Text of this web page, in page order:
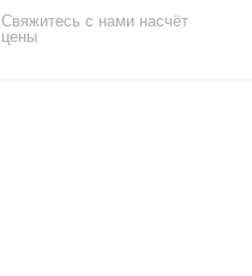
Свяжитесь с нами насчёт
цены